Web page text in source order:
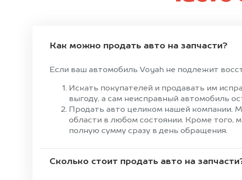
Как можно продать авто на запчасти?
Если ваш автомобиль Voyah не подлежит
Искать покупателей и продавать им
выгоду, а сам неисправный автомобиль
Продать авто целиком нашей компании.
области в любом состоянии. Кроме того,
полную сумму сразу в день обращения.
Сколько стоит продать авто на